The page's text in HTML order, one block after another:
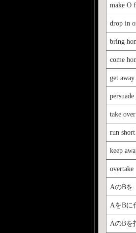
make O
drop in
bring
come
get
take over
run
keep
overtake
AのBを
AをBに
AのBを